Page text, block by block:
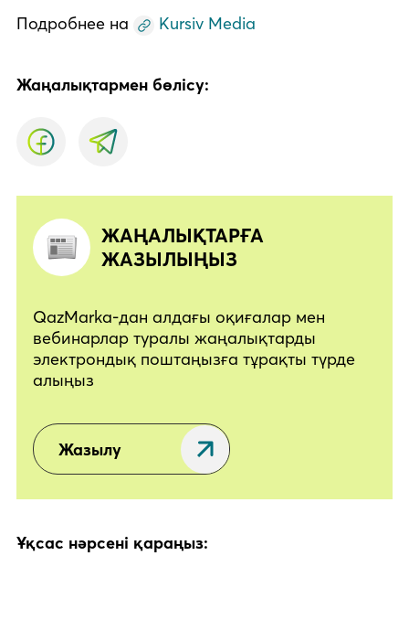
Подробнее на Kursiv Media
Жаңалықтармен бөлісу:
ЖАҢАЛЫҚТАРҒА
ЖАЗЫЛЫҢЫЗ
QazMarka-дан алдағы оқиғалар мен
вебинарлар туралы жаңалықтарды
электрондық поштаңызға тұрақты түрде
алыңыз
Жазылу
Ұқсас нәрсені қараңыз: